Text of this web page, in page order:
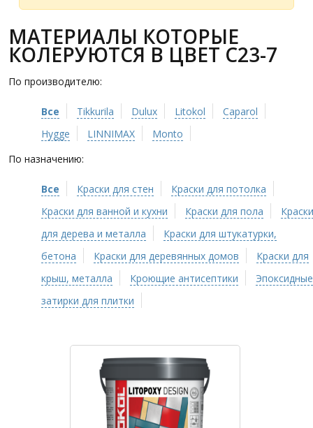
МАТЕРИАЛЫ КОТОРЫЕ
КОЛЕРУЮТСЯ В ЦВЕТ C23-7
По производителю:
Все Tikkurila Dulux Litokol
Caparol
Hygge
LINNIMAX
Monto
По назначению:
Все Краски для стен
Краски для потолка
Краски для ванной и кухни
Краски для пола
Краски
для дерева и металла
Краски для штукатурки,
бетона
Краски для деревянных домов
Краски для
крыш, металла
Кроющие антисептики
Эпоксидные
затирки для плитки